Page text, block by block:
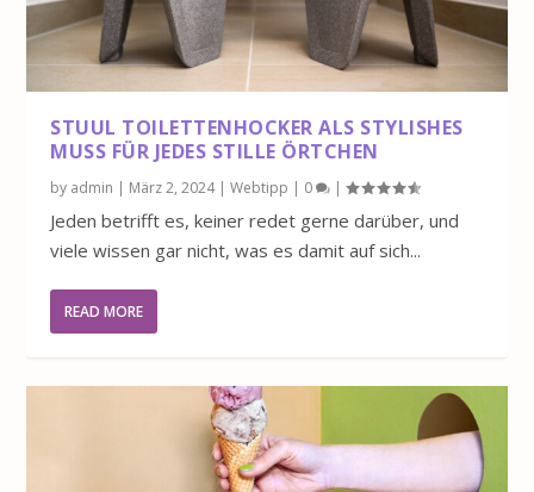
STUUL TOILETTENHOCKER ALS STYLISHES
MUSS FÜR JEDES STILLE ÖRTCHEN
by admin | März 2, 2024|Webtipp | 0 |
Jeden betrifft es, keiner redet gerne darüber, und
viele wissen gar nicht, was es damit auf sich...
READ MORE